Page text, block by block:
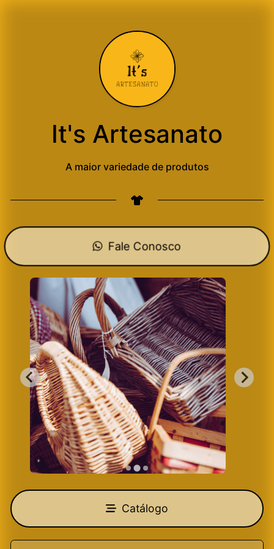
It's Artesanato
A maior variedade de produtos
Fale Conosco
Catálogo